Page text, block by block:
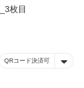
QRコード決済可